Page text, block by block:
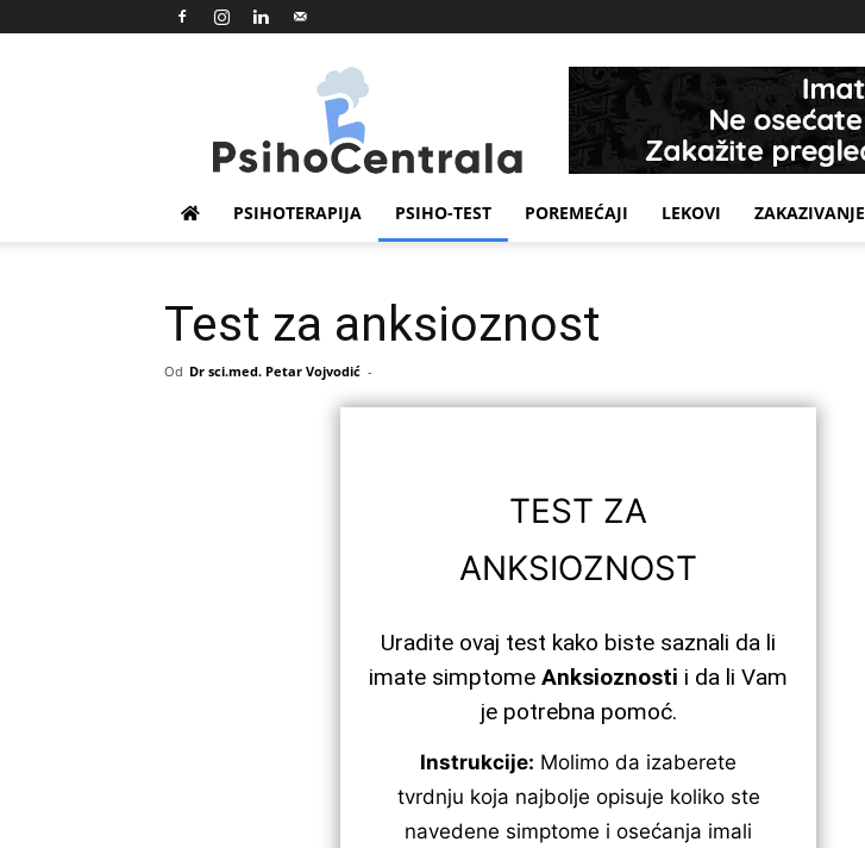
Psihocentrala
PSIHOTERAPIJA PSIHO-TEST POREMEĆAJI LEKOVI ZAKAZIVANJE
Test za anksioznost
Od Dr sci.med. Petar Vojvodić -
TEST ZA
ANKSIOZNOST
Uradite ovaj test kako biste saznali da li
imate simptome Anksioznosti i da li Vam
je potrebna pomoć.
Instrukcije: Molimo da izaberete
tvrdnju koja najbolje opisuje koliko ste
navedene simptome i osećanja imali